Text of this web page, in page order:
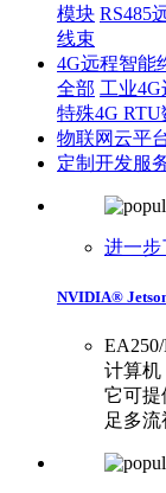
模块 RS485
线束
4G远程智能
全部 工业
特殊4G
物联网云平
定制开发服
进一步
NVIDIA®
计算机
它可提
足多